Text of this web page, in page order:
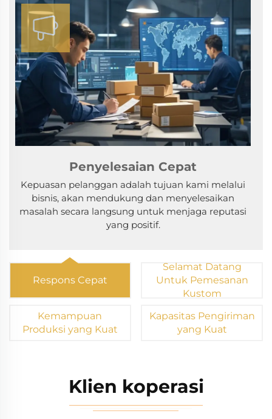
Penyelesaian Cepat
Kepuasan pelanggan adalah tujuan kami melalui
bisnis, akan mendukung dan menyelesaikan
masalah secara langsung untuk menjaga reputasi
yang positif.
Respons Cepat
Selamat Datang
Untuk Pemesanan
Kustom
Kemampuan
Produksi yang Kuat
Kapasitas Pengiriman
yang Kuat
Klien koperasi